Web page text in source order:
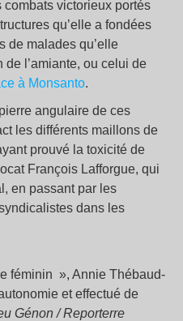
combats victorieux portés
qu’elle a fondées
de malades qu’elle
de l’amiante, ou celui de
à Monsanto.
angulaire de ces
les différents maillons de
prouvé la toxicité de
François Lafforgue, qui
en passant par les
dans les
féminin », Annie Thébaud-
et effectué de
Génon / Reporterre